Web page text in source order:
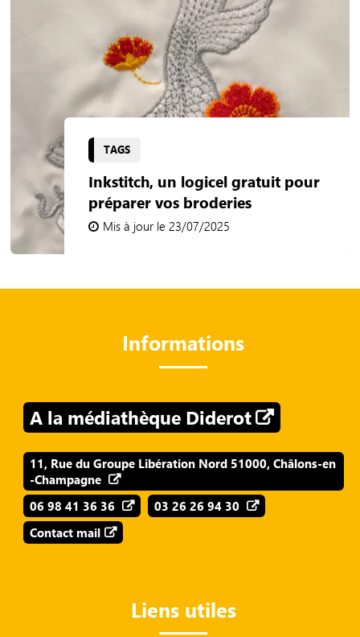
TAGS
Inkstitch, un logicel gratuit pour
préparer vos broderies
Mis à jour le 23/07/2025
Informations
A la médiathèque Diderot
11, Rue du Groupe Libération Nord 51000, Châlons-en
-Champagne
06 98 41 36 36
03 26 26 94 30
Contact mail
Liens utiles